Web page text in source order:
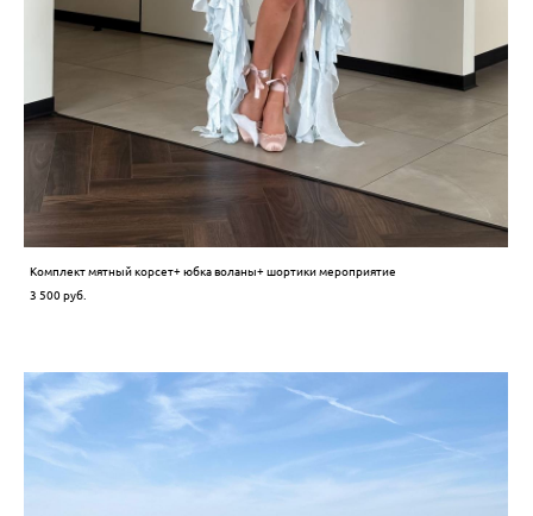
Комплект мятный корсет+ юбка воланы+ шортики мероприятие
3 500 pуб.